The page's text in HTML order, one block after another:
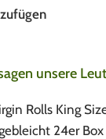
unsere
Rolls King
24er Box